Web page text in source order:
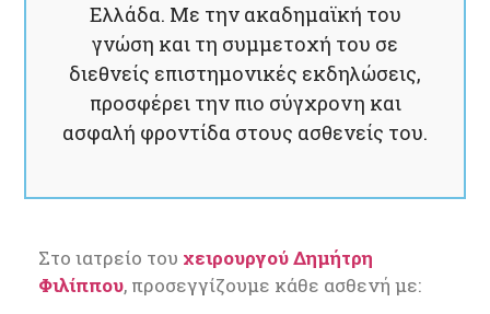
Ελλάδα. Με την ακαδημαϊκή του
γνώση και τη συμμετοχή του σε
διεθνείς επιστημονικές εκδηλώσεις,
προσφέρει την πιο σύγχρονη και
ασφαλή φροντίδα στους ασθενείς του.
Στο ιατρείο του χειρουργού Δημήτρη
Φιλίππου, προσεγγίζουμε κάθε ασθενή με: